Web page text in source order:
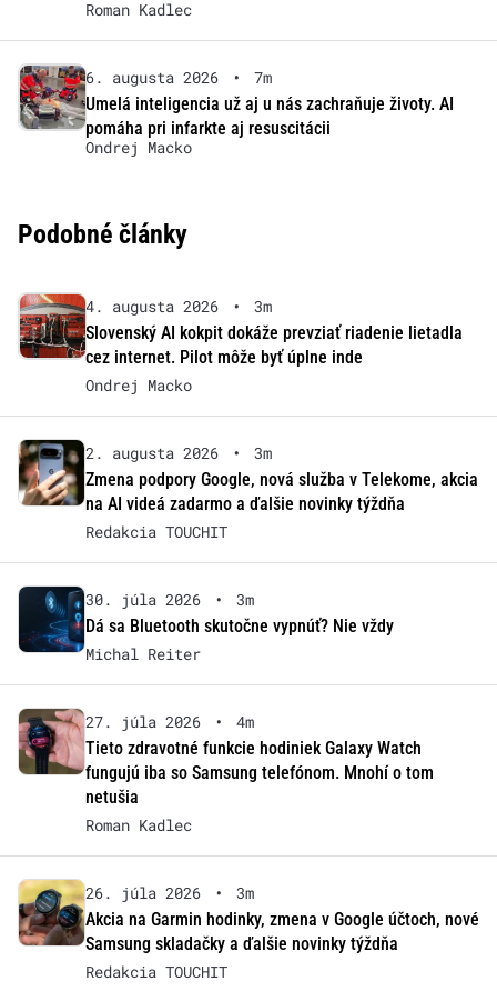
Roman Kadlec
6. augusta 2026 •
7m
Umelá inteligencia už aj u nás zachraňuje životy. AI
pomáha pri infarkte aj resuscitácii
Ondrej Macko
Podobné články
4. augusta 2026 •
3m
Slovenský AI kokpit dokáže prevziať riadenie lietadla
cez internet. Pilot môže byť úplne inde
Ondrej Macko
2. augusta 2026 •
3m
Zmena podpory Google, nová služba v Telekome, akcia
na AI videá zadarmo a ďalšie novinky týždňa
Redakcia TOUCHIT
30. júla 2026 •
3m
Dá sa Bluetooth skutočne vypnúť? Nie vždy
Michal Reiter
27. júla 2026 •
4m
Tieto zdravotné funkcie hodiniek Galaxy Watch
fungujú iba so Samsung telefónom. Mnohí o tom
netušia
Roman Kadlec
26. júla 2026 •
3m
Akcia na Garmin hodinky, zmena v Google účtoch, nové
Samsung skladačky a ďalšie novinky týždňa
Redakcia TOUCHIT